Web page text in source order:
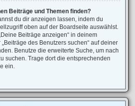
Beiträge und Themen finden?
du dir anzeigen lassen, indem du
oben auf der Boardseite auswählst.
Beiträge anzeigen“ in deinem
des Benutzers suchen“ auf deiner
Benutze die erweiterte Suche, um nach
suchen. Trage dort die entsprechenden
ein.